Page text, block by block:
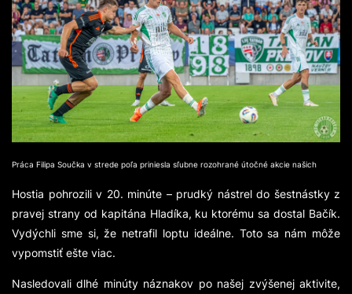
Práca Filipa Součka v strede poľa priniesla sľubne rozohrané útočné akcie našich
Hostia pohrozili v 20. minúte – prudký nástrel do šestnástky z
pravej strany od kapitána Hladíka, ku ktorému sa dostal Bačík.
Vydýchli sme si, že netrafil loptu ideálne. Toto sa nám môže
vypomstiť ešte viac.
Nasledovali dlhé minúty náznakov po našej zvýšenej aktivite,